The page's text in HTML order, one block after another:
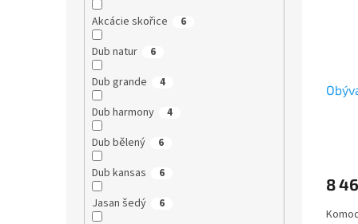
Akcácie skořice 6
Dub natur 6
Dub grande 4
Dub harmony 4
Dub bělený 6
Dub kansas 6
Jasan šedý 6
8